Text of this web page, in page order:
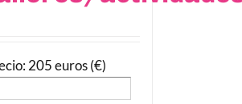
205 euros (€)